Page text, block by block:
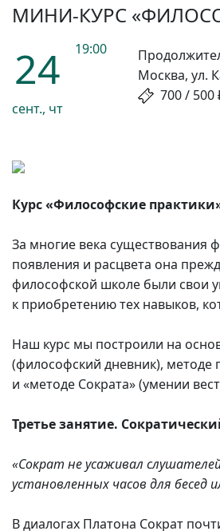
МИНИ-КУРС
24
сент., чт
19:00
Москва, ул.
700 / 500
Курс «Философские
За многие века существования
появления и расцвета она
философской школе были свои
к приобретению тех навыков,
Наш курс мы построили на
(философский дневник), методе
и «методе Сократа» (умении
Третье занятие.
«Сократ не усаживал
установленных часов для бесед
В диалогах Платона Сократ